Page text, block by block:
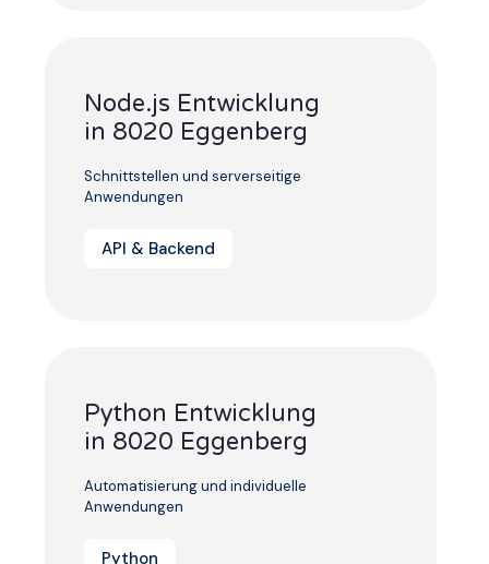
Node.js Entwicklung
in 8020 Eggenberg
Schnittstellen und serverseitige
Anwendungen
API & Backend
Python Entwicklung
in 8020 Eggenberg
Automatisierung und individuelle
Anwendungen
Python